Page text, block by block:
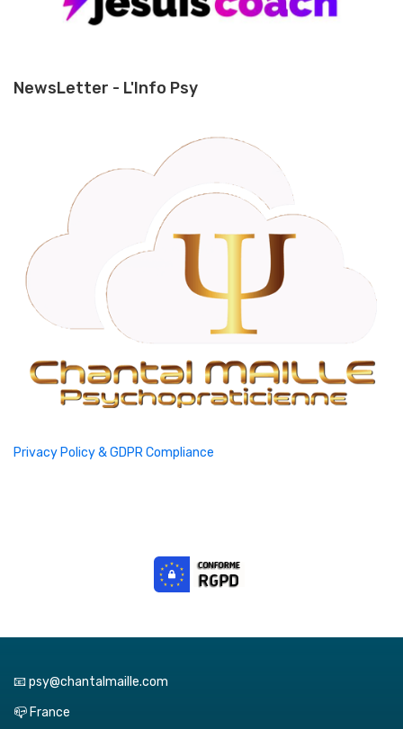
NewsLetter - L'Info Psy
Privacy Policy & GDPR Compliance
📧 psy@chantalmaille.com
📪 France